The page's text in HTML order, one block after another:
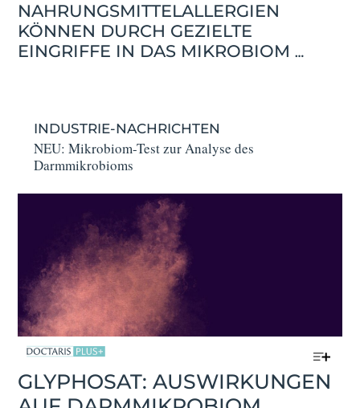
NAHRUNGS­MITTEL­ALLERGIEN
KÖNNEN DURCH GEZIELTE
EINGRIFFE IN DAS MIKROBIOM
INDUSTRIE-NACHRICHTEN
NEU: Mikrobiom-Test zur Analyse des
Darmmikrobioms
GLYPHOSAT: AUSWIRKUNGEN